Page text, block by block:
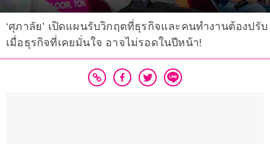
‘ศุภาลัย’ เปิดแผนรับวิกฤตที่ธุรกิจและคนทำงานต้องปรับ
เมื่อธุรกิจที่เคยมั่นใจ อาจไม่รอดในปีหน้า!